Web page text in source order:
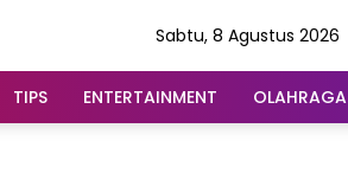
Sabtu, 8 Agustus 2026
TIPS ENTERTAINMENT OLAHRAGA